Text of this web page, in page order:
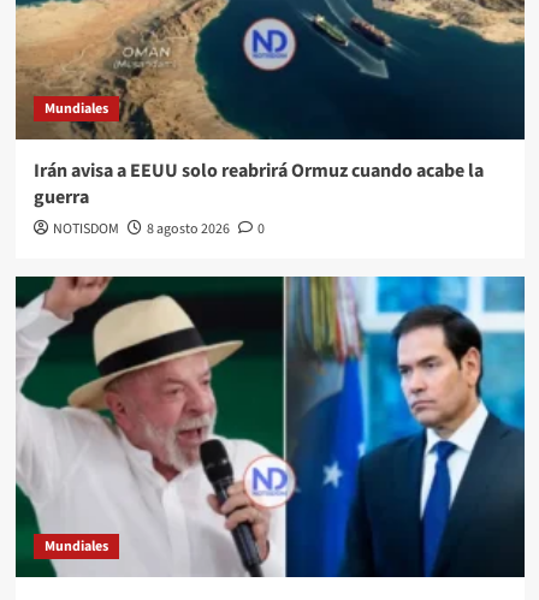
Mundiales
Irán avisa a EEUU solo reabrirá Ormuz cuando acabe la
guerra
NOTISDOM 8 agosto 2026 0
Mundiales